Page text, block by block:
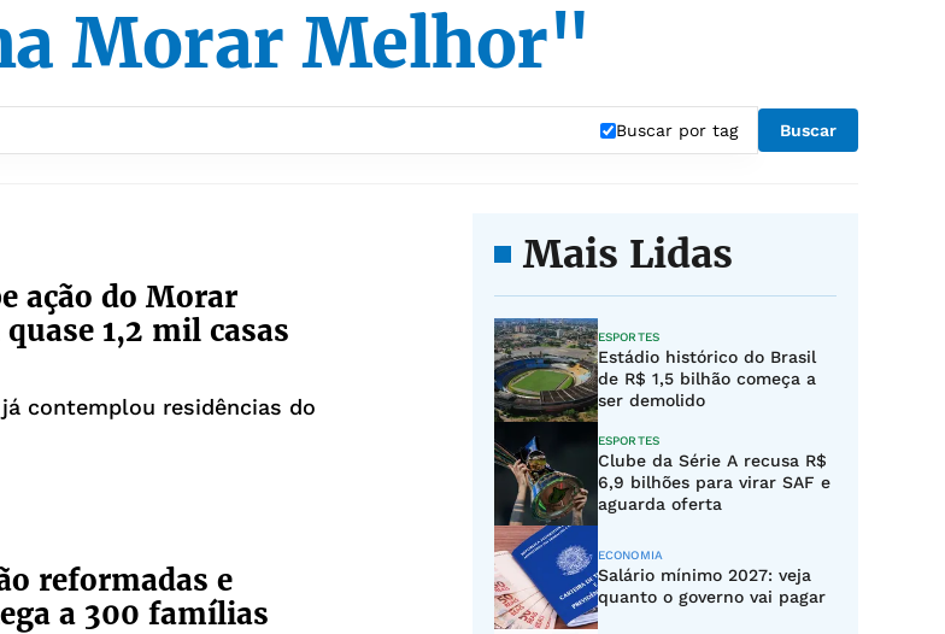
Morar Melhor"
Buscar por tag Buscar
ação do Morar
1,2 mil casas
contemplou residências do
reformadas e
a 300 famílias
Mais Lidas
ESPORTES
Estádio histórico do Brasil
de R$ 1,5 bilhão começa a
ser demolido
ESPORTES
Clube da Série A recusa R$
6,9 bilhões para virar SAF e
aguarda oferta
ECONOMIA
Salário mínimo 2027: veja
quanto o governo vai pagar